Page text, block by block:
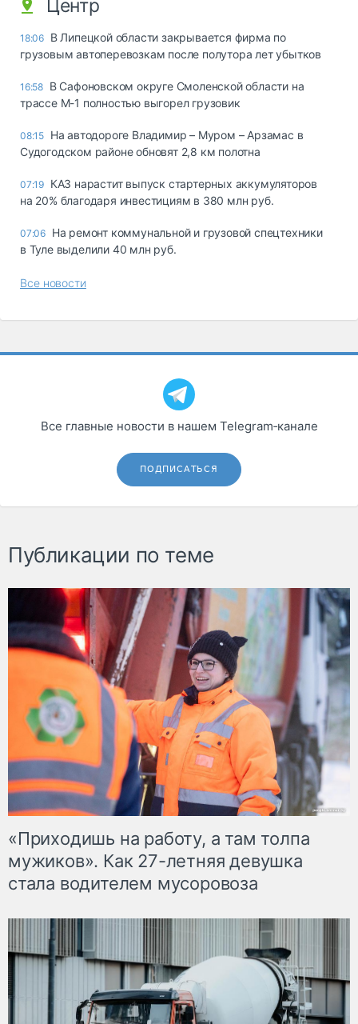
Центр
18:06 В Липецкой области закрывается фирма по
грузовым автоперевозкам после полутора лет убытков
16:58 В Сафоновском округе Смоленской области на
трассе М-1 полностью выгорел грузовик
08:15 На автодороге Владимир – Муром – Арзамас в
Судогодском районе обновят 2,8 км полотна
07:19 КАЗ нарастит выпуск стартерных аккумуляторов
на 20% благодаря инвестициям в 380 млн руб.
07:06 На ремонт коммунальной и грузовой спецтехники
в Туле выделили 40 млн руб.
Все новости
Все главные новости в нашем Telegram‑канале
ПОДПИСАТЬСЯ
Публикации по теме
«Приходишь на работу, а там толпа
мужиков». Как 27-летняя девушка
стала водителем мусоровоза